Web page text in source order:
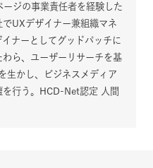
ジの事業責任者を経験した
UXデザイナー兼組織マネ
ナーとしてグッドパッチに
ら、ユーザーリサーチを基
生かし、ビジネスメディア
を行う。HCD-Net認定 人間